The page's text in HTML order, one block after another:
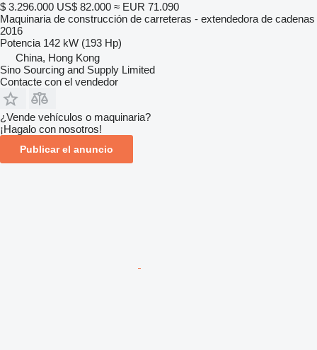
$ 3.296.000 US$ 82.000 ≈ EUR 71.090
Maquinaria de construcción de carreteras - extendedora de cadenas
2016
Potencia 142 kW (193 Hp)
China, Hong Kong
Sino Sourcing and Supply Limited
Contacte con el vendedor
¿Vende vehículos o maquinaria?
¡Hagalo con nosotros!
Publicar el anuncio